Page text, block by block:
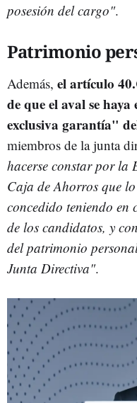
posesión del cargo".
Patrimonio
Además, elartículo
de que el aval se
exclusiva garantía"
miembros de la junta
hacerse constar por la
Caja de Ahorros que
concedido teniendo
de los candidatos, y
del patrimonio
Junta Directiva".